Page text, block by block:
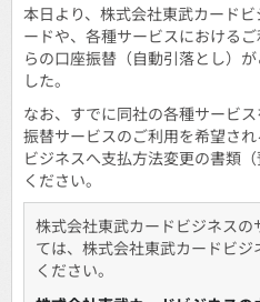
本日より、株式会社東武カード
ードや、各種サービスにおける
らの口座振替（自動引落とし）
した。
なお、すでに同社の各種サービ
振替サービスのご利用を希望さ
ビジネスへ支払方法変更の書類
ください。
株式会社東武カードビジネス
ては、株式会社東武カードビ
ください。